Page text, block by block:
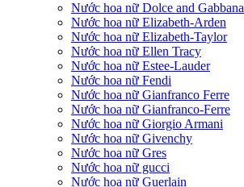
Nước hoa nữ Dolce and Gabbana
Nước hoa nữ Elizabeth-Arden
Nước hoa nữ Elizabeth-Taylor
Nước hoa nữ Ellen Tracy
Nước hoa nữ Estee-Lauder
Nước hoa nữ Fendi
Nước hoa nữ Gianfranco Ferre
Nước hoa nữ Gianfranco-Ferre
Nước hoa nữ Giorgio Armani
Nước hoa nữ Givenchy
Nước hoa nữ Gres
Nước hoa nữ gucci
Nước hoa nữ Guerlain